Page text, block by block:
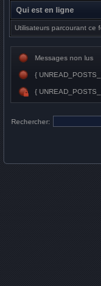
Qui est en ligne
Utilisateurs parcourant ce
Messages non lus
{
{
Rechercher: